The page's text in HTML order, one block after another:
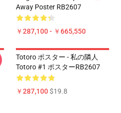
Away Poster RB2607
￥287,100 - ￥665,550
Totoro ポスター - 私の隣人
Totoro #1 ポスターRB2607
￥287,100$19.8